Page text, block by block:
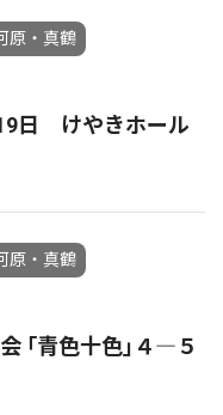
原・真鶴
日 けやきホール
原・真鶴
｢青色十色｣４―５